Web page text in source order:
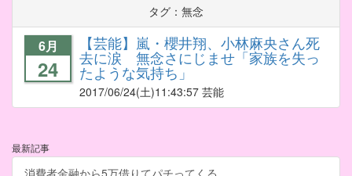
タグ：無念
6月
24
【芸能】嵐・櫻井翔、小林麻央さん死
去に涙 無念さにじませ「家族を失っ
たような気持ち」
2017/06/24(土)11:43:57 芸能
最新記事